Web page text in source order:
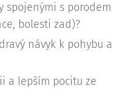
spojenými s porodem
bolesti zad)?
návyk k pohybu a
a lepším pocitu ze